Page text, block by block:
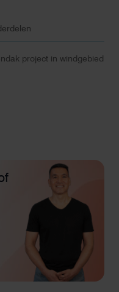
project in windgebied